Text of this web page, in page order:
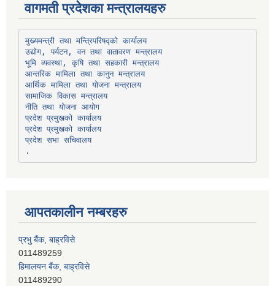
वागमती प्रदेशका मन्त्रालयहरु
मुख्यमन्त्री तथा मन्त्रिपरिषद्को कार्यालय
उद्योग, पर्यटन, वन तथा वातावरण मन्त्रालय
भूमि व्यवस्था, कृषि तथा सहकारी मन्त्रालय
आन्तरिक मामिला तथा कानुन मन्त्रालय
आर्थिक मामिला तथा योजना मन्त्रालय
सामाजिक विकास मन्त्रालय
नीति तथा योजना आयोग
प्रदेश प्रमुखको कार्यालय
प्रदेश प्रमुखको कार्यालय
प्रदेश सभा सचिवालय
आपतकालीन नम्बरहरु
प्रभु बैंक, बाह्रविसे
011489259
हिमालयन बैंक, बाह्रविसे
011489290